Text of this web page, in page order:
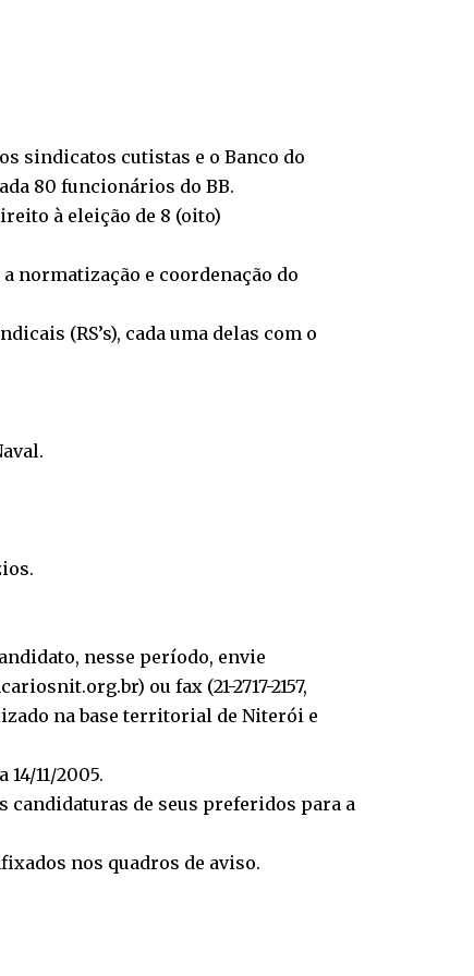
sindicatos cutistas e o Banco do
80 funcionários do BB.
à eleição de 8 (oito)
a normatização e coordenação do
(RS’s), cada uma delas com o
nesse período, envie
ou fax (21-2717-2157,
na base territorial de Niterói e
11/2005.
candidaturas de seus preferidos para a
nos quadros de aviso.